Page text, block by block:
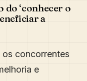
do ‘conhecer o
a
os concorrentes
e